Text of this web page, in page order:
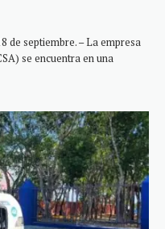
de septiembre. – La empresa
se encuentra en una